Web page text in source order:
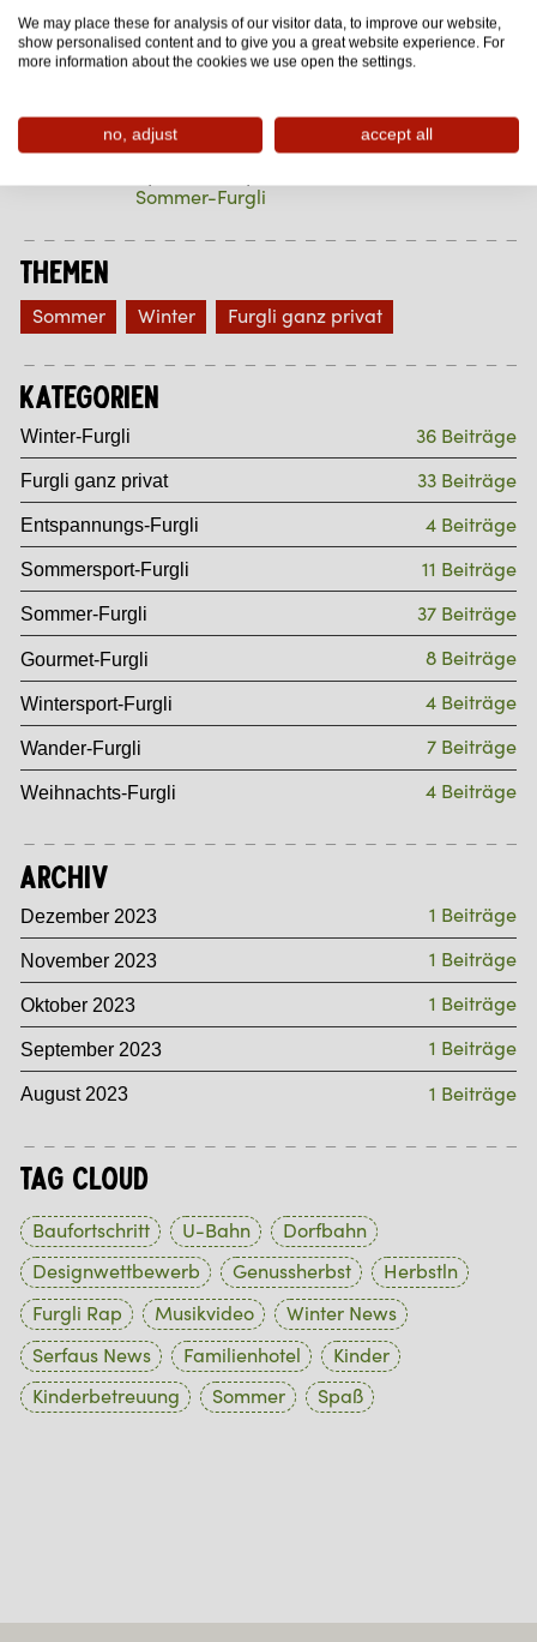
Furgli Rap
Furgli ganz privat
Winter-Furgli
Sommer-Furgli
Themen
Sommer Winter Furgli ganz privat
Kategorien
Winter-Furgli 36 Beiträge
Furgli ganz privat 33 Beiträge
Entspannungs-Furgli 4 Beiträge
Sommersport-Furgli 11 Beiträge
Sommer-Furgli 37 Beiträge
Gourmet-Furgli 8 Beiträge
Wintersport-Furgli 4 Beiträge
Wander-Furgli 7 Beiträge
Weihnachts-Furgli 4 Beiträge
Archiv
Dezember 2023 1 Beiträge
November 2023 1 Beiträge
Oktober 2023 1 Beiträge
September 2023 1 Beiträge
August 2023 1 Beiträge
Tag Cloud
Baufortschritt U-Bahn
Dorfbahn
Designwettbewerb
Genussherbst
Herbstln
Furgli Rap
Musikvideo
Winter News
Serfaus News
Familienhotel
Kinder
Kinderbetreuung
Sommer Spaß
We may place these for analysis of our visitor data, to improve our website,
show personalised content and to give you a great website experience. For
more information about the cookies we use open the settings.
no, adjust accept all